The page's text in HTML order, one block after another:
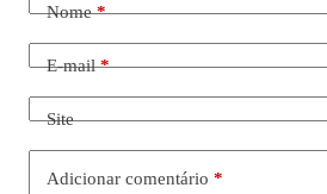
Nome*
E-mail*
Site
Adicionar comentário *